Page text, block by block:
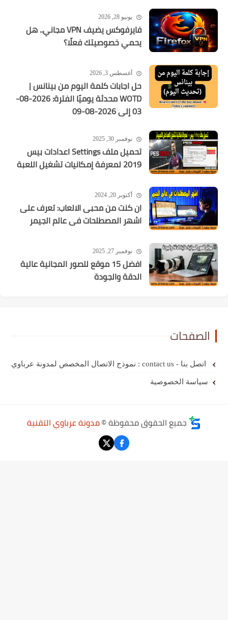
يونيو 28, 2026
فايرفوكس يضيف VPN مجاني.. هل
يحمي خصوصيتك فعلًا؟
أغسطس 3, 2026
حل اجابات كلمة اليوم من بينانس |
WOTD محدثة يوميًا الفترة: 2026-08-
03 إلى 2026-08-09
نوفمبر 30, 2025
تحميل ملف Settings اعدادات بيس
2019 لمعرفة إمكانيات تشغيل اللعبة
أكتوبر 20, 2024
ان كنت من محبى الالعاب: تعرف على
اشهر المصطلحات فى عالم الجيمر
نوفمبر 27, 2025
افضل 15 موقع للصور المجانية عالية
الدقة والجودة
الصفحات
اتصل بنا - contact us : نموذج الاتصال المخصص لمدونة عرباوي
سياسة الخصوصية
جميع الحقوق محفوظة ©مدونة عرباوي التقنية